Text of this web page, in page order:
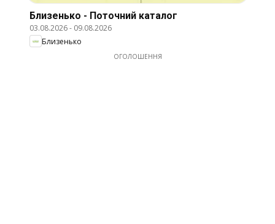
Близенько - Поточний каталог
03.08.2026- 09.08.2026
Близенько
ОГОЛОШЕННЯ